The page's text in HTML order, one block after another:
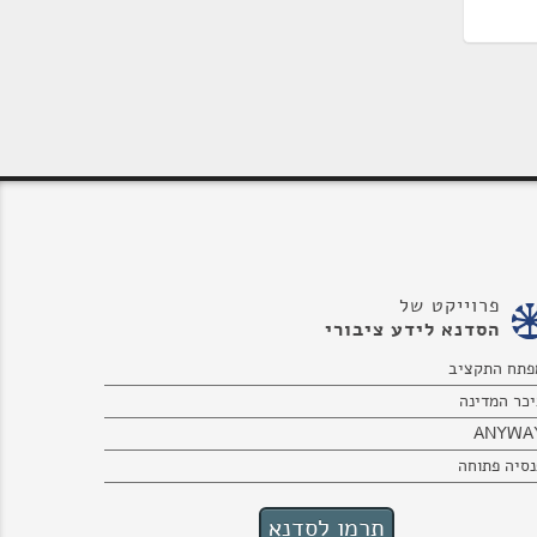
פרוייקט של
הסדנא לידע ציבורי
התקציב
המדינה
פתוחה